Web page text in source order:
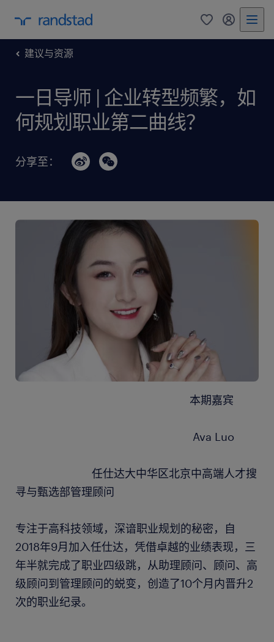
0 my
建议与资源
一日导师 | 企业转型频繁，如
何规划职业第二曲线？
分享至：
本期嘉宾
Ava Luo
任仕达大中华区北京中高端人才搜
寻与甄选部管理顾问
专注于高科技领域，深谙职业规划的秘密，自
2018年9月加入任仕达，凭借卓越的业绩表现，三
年半就完成了职业四级跳，从助理顾问、顾问、高
级顾问到管理顾问的蜕变，创造了10个月内晋升2
次的职业纪录。